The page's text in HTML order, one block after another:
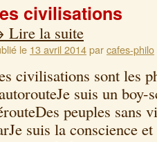
civilisations
Lire la suite
le 13 avril 2014parcafes-philo
civilisations sont les
suis un
peuples sans
suis la conscience